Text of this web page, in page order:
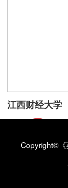
江西财经大学
Copyright©